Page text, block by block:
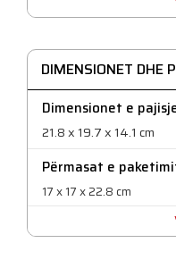
Të gjitha pjesët
DIMENSIONET DHE
Dimensionet e
21.8 x 19.7 x 14.1 cm
Përmasat e
17 x 17 x 22.8 cm